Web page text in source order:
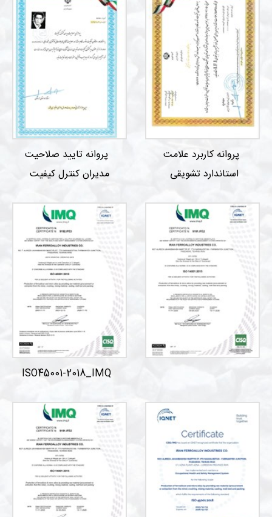
پروانه کاربرد علامت
استاندارد تشویقی
پروانه تایید صلاحیت
مدیران کنترل کیفیت